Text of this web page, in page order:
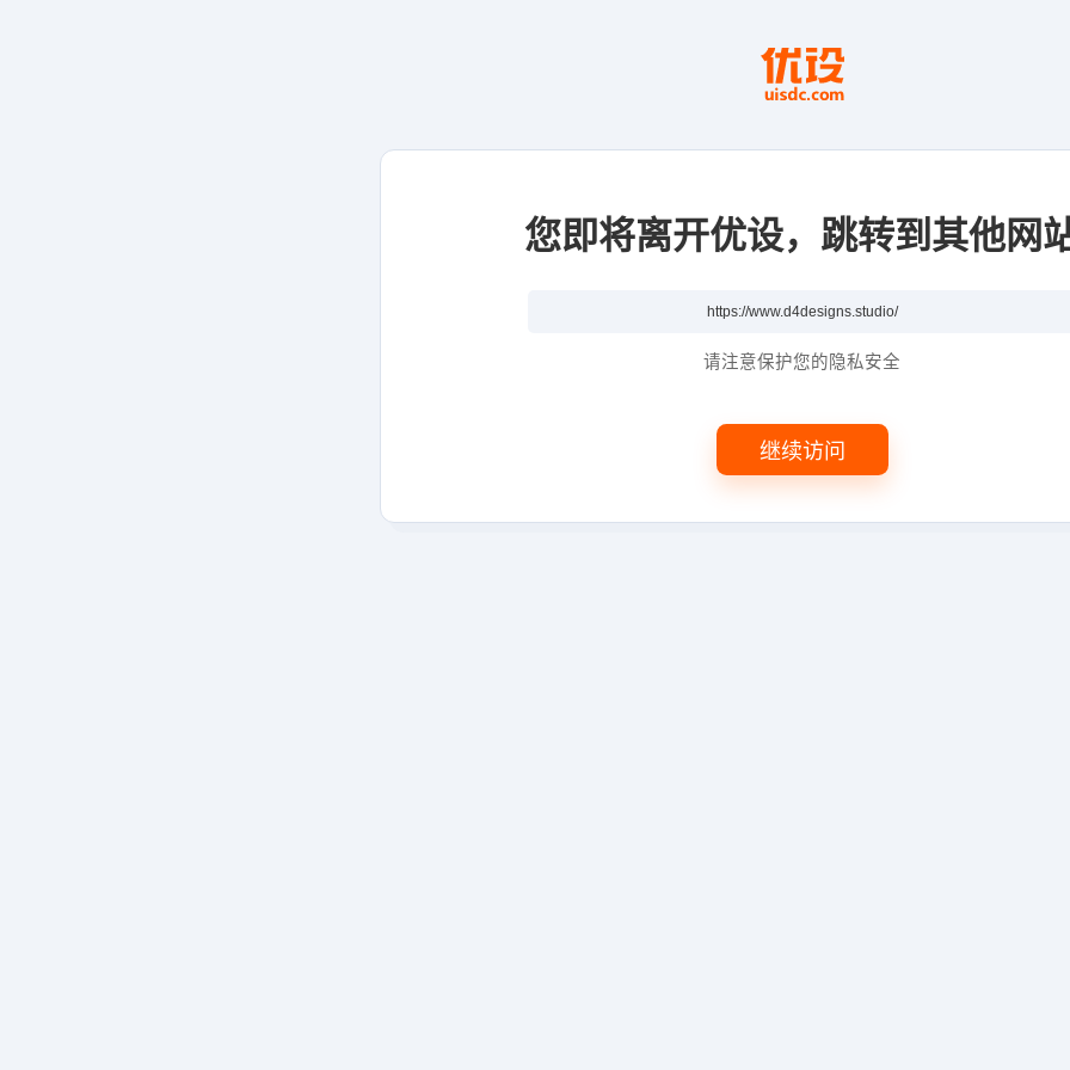
您即将离开优设，跳转到其他网
请注意保护您的隐私安全
继续访问